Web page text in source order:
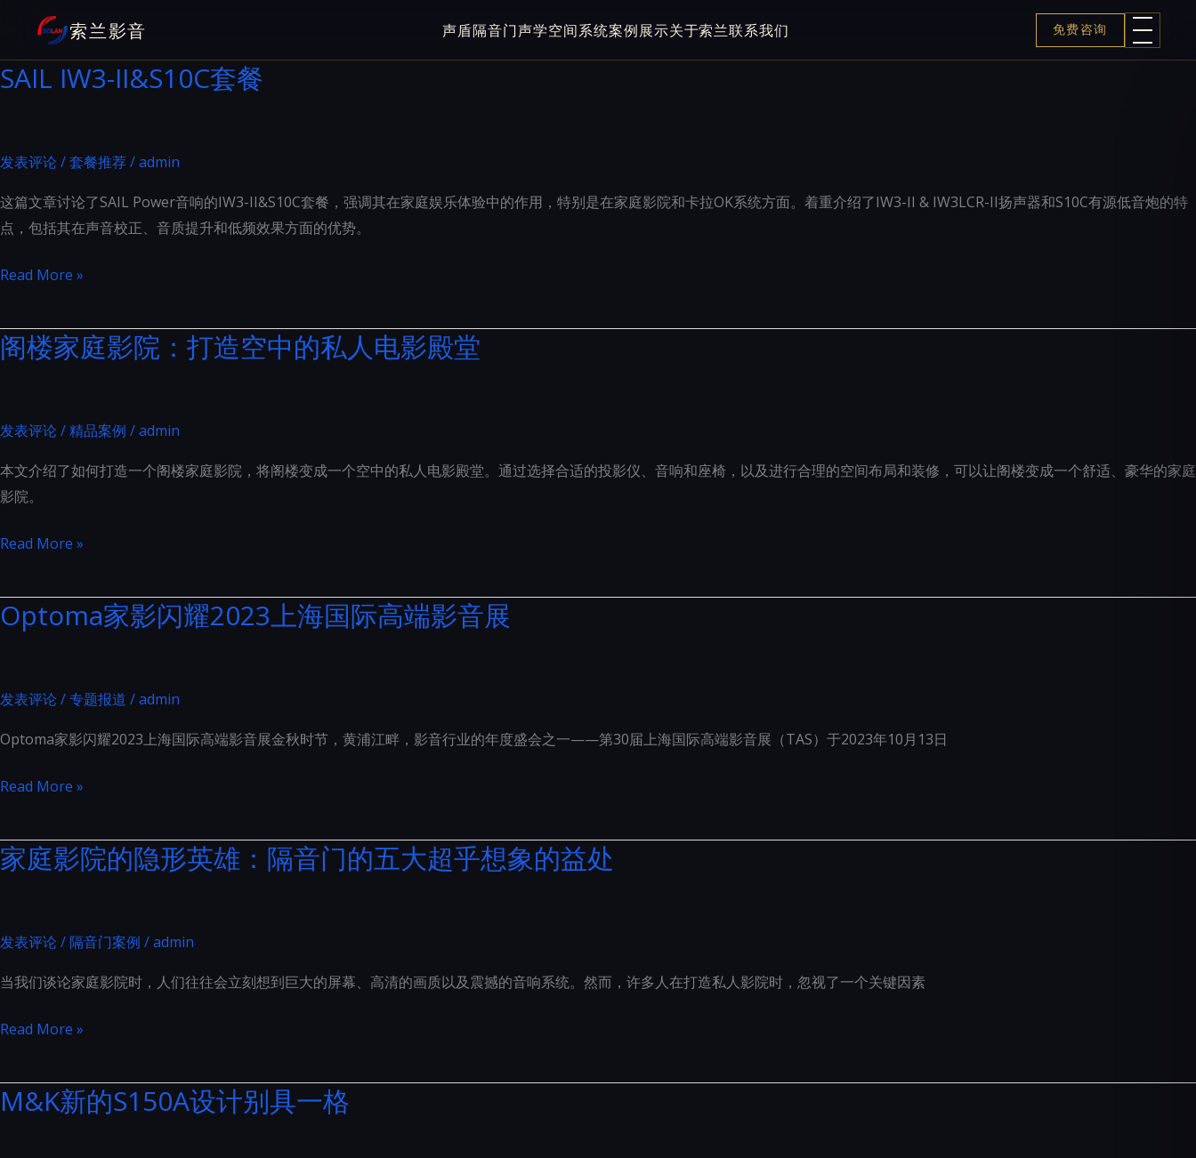
内
容
索兰影音 声盾隔音门声学空间系统案例展示关于索兰联系我们 免费咨询
SAIL IW3-II&S10C套餐
发表评论/套餐推荐/admin
这篇文章讨论了SAIL Power音响的IW3-II&S10C套餐，强调其在家庭娱乐体验中的作用，特别是在家庭影院和卡拉OK系统方面。着重介绍了IW3-II & IW3LCR-II扬声器和S10C有源低音炮的特
点，包括其在声音校正、音质提升和低频效果方面的优势。
SAIL
II&S10C
套
Read More »
阁楼家庭影院：打造空中的私人电影殿堂
发表评论/精品案例 /admin
本文介绍了如何打造一个阁楼家庭影院，将阁楼变成一个空中的私人电影殿堂。通过选择合适的投影仪、音响和座椅，以及进行合理的空间布局和装修，可以让阁楼变成一个舒适、豪华的家庭
影院。
阁
家
庭
打
空
人
电
堂
Read More »
Optoma家影闪耀2023上海国际高端影音展
发表评论/专题报道 /admin
Optoma家影闪耀2023上海国际高端影音展金秋时节，黄浦江畔，影音行业的年度盛会之一——第30届上海国际高端影音展（TAS）于2023年10月13日
Optoma
影
闪
上
国
影
Read More »
家庭影院的隐形英雄：隔音门的五大超乎想象的益处
发表评论/隔音门案例 /admin
当我们谈论家庭影院时，人们往往会立刻想到巨大的屏幕、高清的画质以及震撼的音响系统。然而，许多人在打造私人影院时，忽视了一个关键因素
家
影
院
Read More »
M&K新的S150A设计别具一格